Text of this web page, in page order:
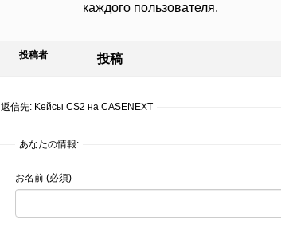
каждого пользователя.
投稿者 投稿
返信先: Kейсы CS2 на CASENEXT
あなたの情報:
お名前 (必須)